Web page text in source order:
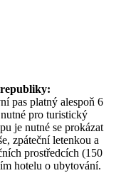
pas platný alespoň 6
pro turistický
je nutné se prokázat
zpáteční letenkou a
prostředcích (150
hotelu o ubytování.